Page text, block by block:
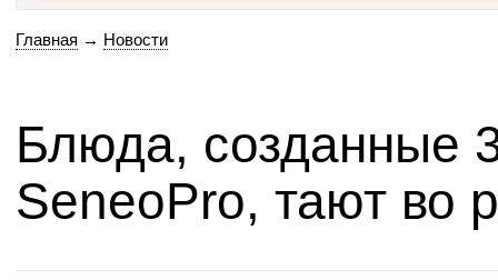
Главная → Новости
Блюда, созданные
SeneoPro, тают во